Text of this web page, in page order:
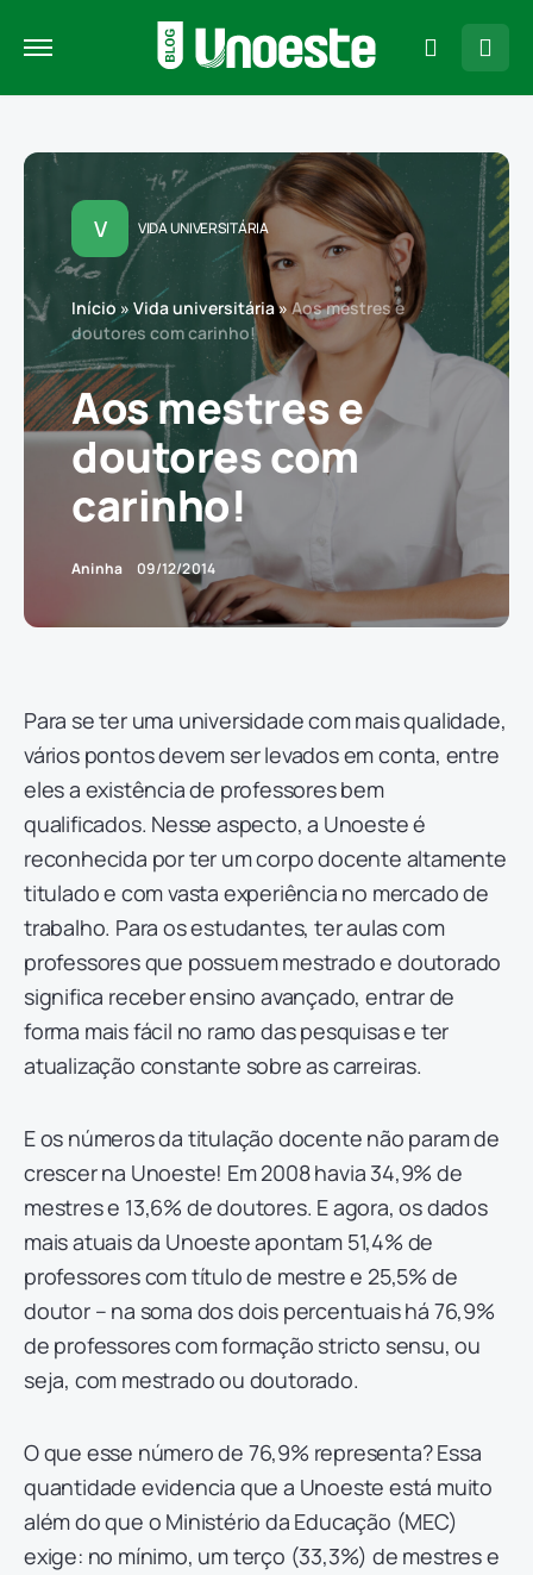
V VIDA UNIVERSITÁRIA
Início »Vida universitária»Aos mestres e
doutores com carinho!
Aos mestres e
doutores com
carinho!
Aninha 09/12/2014
Para se ter uma universidade com mais qualidade,
vários pontos devem ser levados em conta, entre
eles a existência de professores bem
qualificados. Nesse aspecto, a Unoeste é
reconhecida por ter um corpo docente altamente
titulado e com vasta experiência no mercado de
trabalho. Para os estudantes, ter aulas com
professores que possuem mestrado e doutorado
significa receber ensino avançado, entrar de
forma mais fácil no ramo das pesquisas e ter
atualização constante sobre as carreiras.
E os números da titulação docente não param de
crescer na Unoeste! Em 2008 havia 34,9% de
mestres e 13,6% de doutores. E agora, os dados
mais atuais da Unoeste apontam 51,4% de
professores com título de mestre e 25,5% de
doutor – na soma dos dois percentuais há 76,9%
de professores com formação stricto sensu, ou
seja, com mestrado ou doutorado.
O que esse número de 76,9% representa? Essa
quantidade evidencia que a Unoeste está muito
além do que o Ministério da Educação (MEC)
exige: no mínimo, um terço (33,3%) de mestres e